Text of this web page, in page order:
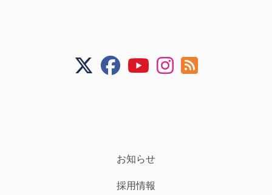
お知らせ
採用情報